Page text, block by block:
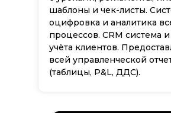
шаблоны и чек-листы.
оцифровка и аналитика
процессов. CRM система
учёта клиентов.
всей управленческой
(таблицы, P&L, ДДС).